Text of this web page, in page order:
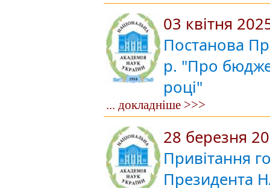
03 квітня
Постанова
р. "Про
році"
... докладніше >>>
28 березня
Привітання
Президента